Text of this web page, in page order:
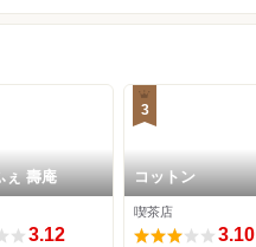
ぇ 壽庵
3.12
3
コットン
喫茶店
3.10